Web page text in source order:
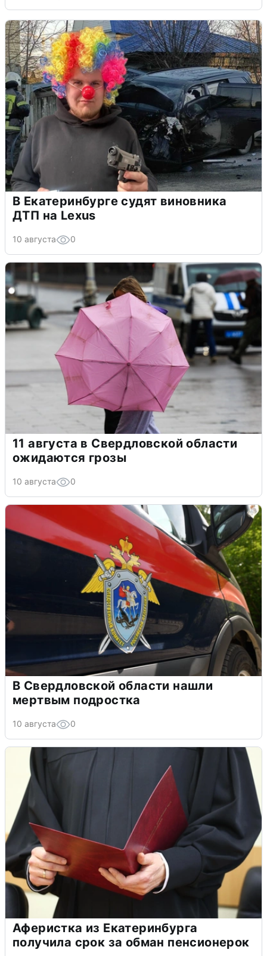
В Екатеринбурге судят виновника
ДТП на Lexus
10 августа 0
11 августа в Свердловской области
ожидаются грозы
10 августа 0
В Свердловской области нашли
мертвым подростка
10 августа 0
Аферистка из Екатеринбурга
получила срок за обман пенсионерок